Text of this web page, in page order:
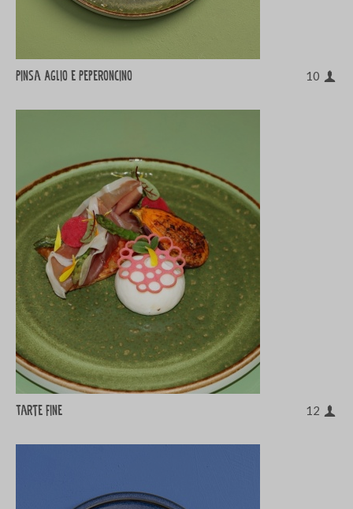
Pinsa Aglio e Peperoncino 10
Tarte fine 12